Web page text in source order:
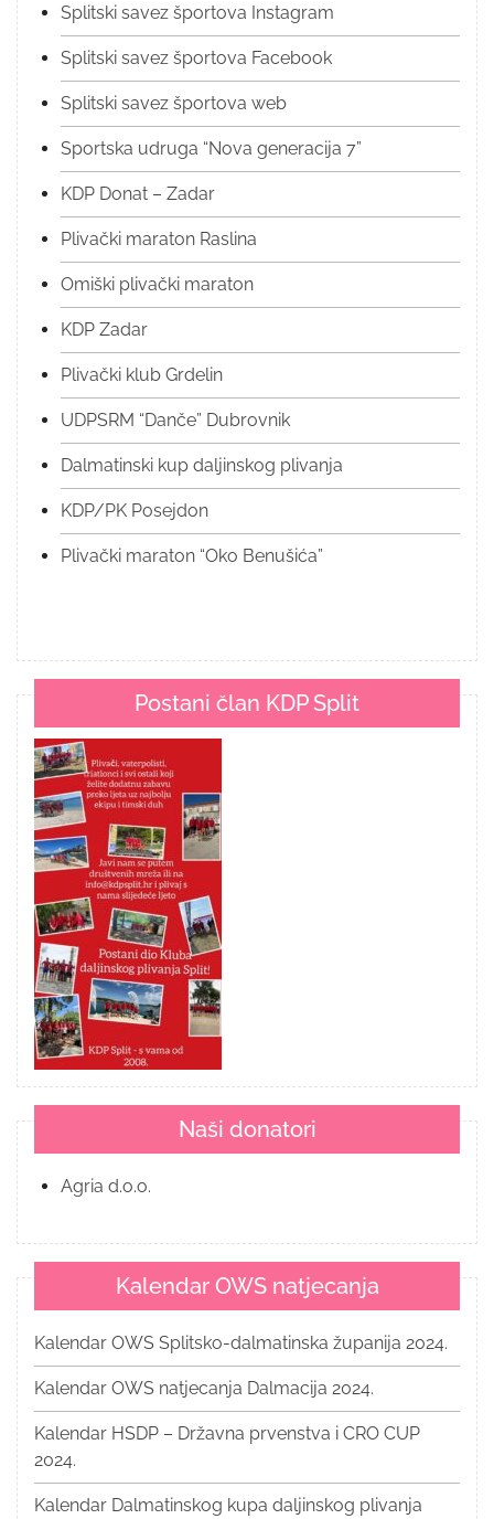
Splitski savez športova Instagram
Splitski savez športova Facebook
Splitski savez športova web
Sportska udruga “Nova generacija 7”
KDP Donat – Zadar
Plivački maraton Raslina
Omiški plivački maraton
KDP Zadar
Plivački klub Grdelin
UDPSRM “Danče” Dubrovnik
Dalmatinski kup daljinskog plivanja
KDP/PK Posejdon
Plivački maraton “Oko Benušića”
Postani član KDP Split
Naši donatori
Agria d.o.o.
Kalendar OWS natjecanja
Kalendar OWS Splitsko-dalmatinska županija 2024.
Kalendar OWS natjecanja Dalmacija 2024.
Kalendar HSDP – Državna prvenstva i CRO CUP
2024.
Kalendar Dalmatinskog kupa daljinskog plivanja